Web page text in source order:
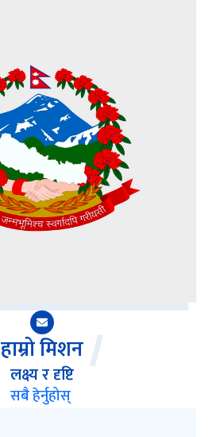
हाम्रो मिशन
लक्ष्य र दृष्टि
सबै हेर्नुहोस्